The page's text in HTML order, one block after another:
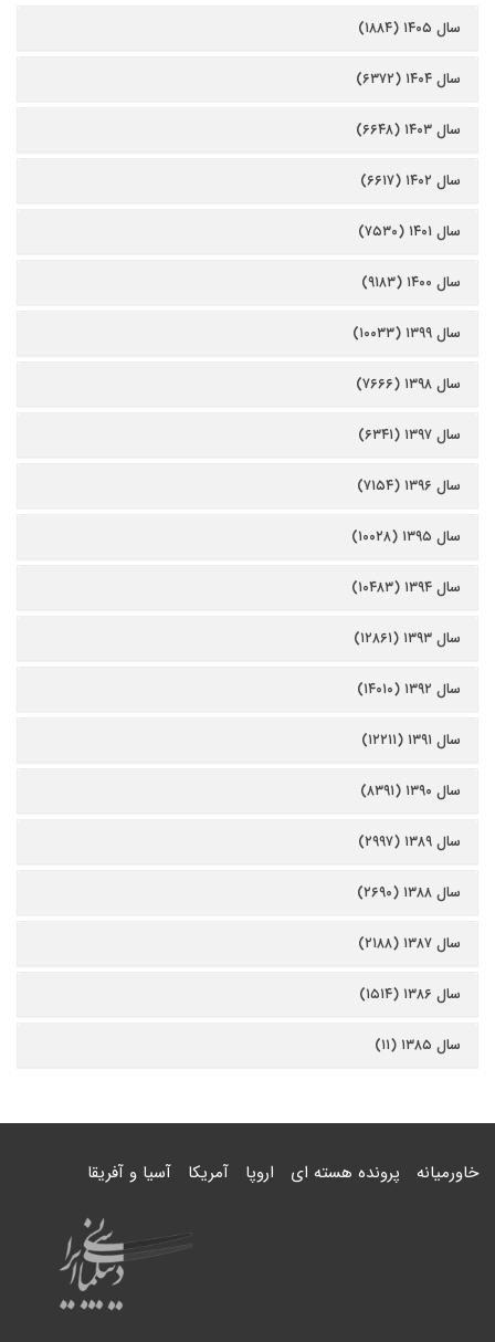
سال ۱۴۰۵ (۱۸۸۴)
سال ۱۴۰۴ (۶۳۷۲)
سال ۱۴۰۳ (۶۶۴۸)
سال ۱۴۰۲ (۶۶۱۷)
سال ۱۴۰۱ (۷۵۳۰)
سال ۱۴۰۰ (۹۱۸۳)
سال ۱۳۹۹ (۱۰۰۳۳)
سال ۱۳۹۸ (۷۶۶۶)
سال ۱۳۹۷ (۶۳۴۱)
سال ۱۳۹۶ (۷۱۵۴)
سال ۱۳۹۵ (۱۰۰۲۸)
سال ۱۳۹۴ (۱۰۴۸۳)
سال ۱۳۹۳ (۱۲۸۶۱)
سال ۱۳۹۲ (۱۴۰۱۰)
سال ۱۳۹۱ (۱۲۲۱۱)
سال ۱۳۹۰ (۸۳۹۱)
سال ۱۳۸۹ (۲۹۹۷)
سال ۱۳۸۸ (۲۶۹۰)
سال ۱۳۸۷ (۲۱۸۸)
سال ۱۳۸۶ (۱۵۱۴)
سال ۱۳۸۵ (۱۱)
خاورمیانه پرونده هسته ای اروپا آمریکا آسیا و آفریقا